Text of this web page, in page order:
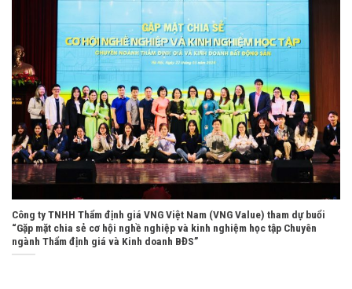
Công ty TNHH Thẩm định giá VNG Việt Nam (VNG Value) tham dự buổi
“Gặp mặt chia sẻ cơ hội nghề nghiệp và kinh nghiệm học tập Chuyên
ngành Thẩm định giá và Kinh doanh BĐS”